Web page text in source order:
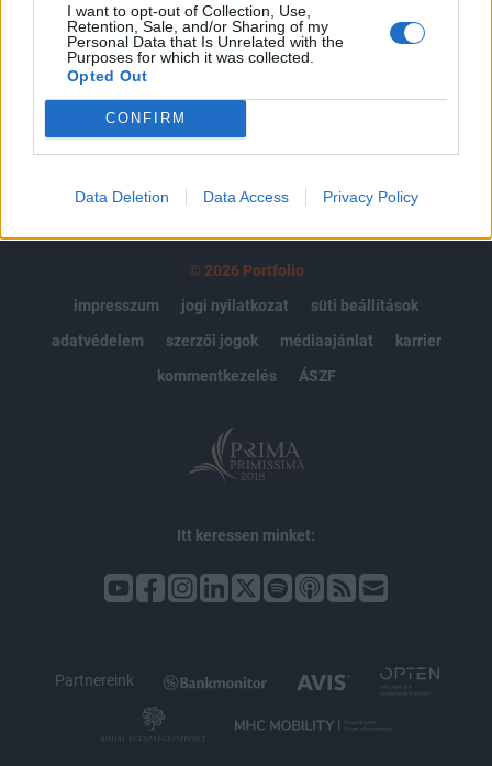
I want to opt-out of Collection, Use,
Retention, Sale, and/or Sharing of my
Personal Data that Is Unrelated with the
Purposes for which it was collected.
Opted Out
CONFIRM
Data Deletion Data Access Privacy Policy
Előfizetés
MÁR ELŐFIZETŐNK VAGY?BEJELENTKEZÉS
© 2026 Portfolio
impresszum
jogi nyilatkozat
süti beállítások
adatvédelem
szerzői jogok médiaajánlat
karrier
kommentkezelés
ÁSZF
Itt keressen minket:
Partnereink